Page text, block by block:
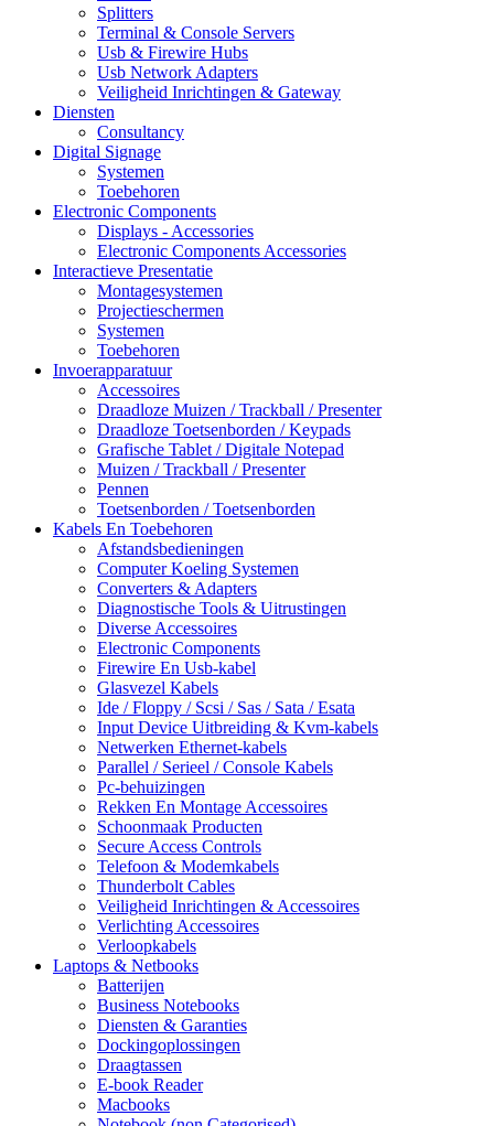
Splitters
Terminal & Console Servers
Usb & Firewire Hubs
Usb Network Adapters
Veiligheid Inrichtingen & Gateway
Diensten
Consultancy
Digital Signage
Systemen
Toebehoren
Electronic Components
Displays - Accessories
Electronic Components Accessories
Interactieve Presentatie
Montagesystemen
Projectieschermen
Systemen
Toebehoren
Invoerapparatuur
Accessoires
Draadloze Muizen / Trackball / Presenter
Draadloze Toetsenborden / Keypads
Grafische Tablet / Digitale Notepad
Muizen / Trackball / Presenter
Pennen
Toetsenborden / Toetsenborden
Kabels En Toebehoren
Afstandsbedieningen
Computer Koeling Systemen
Converters & Adapters
Diagnostische Tools & Uitrustingen
Diverse Accessoires
Electronic Components
Firewire En Usb-kabel
Glasvezel Kabels
Ide / Floppy / Scsi / Sas / Sata / Esata
Input Device Uitbreiding & Kvm-kabels
Netwerken Ethernet-kabels
Parallel / Serieel / Console Kabels
Pc-behuizingen
Rekken En Montage Accessoires
Schoonmaak Producten
Secure Access Controls
Telefoon & Modemkabels
Thunderbolt Cables
Veiligheid Inrichtingen & Accessoires
Verlichting Accessoires
Verloopkabels
Laptops & Netbooks
Batterijen
Business Notebooks
Diensten & Garanties
Dockingoplossingen
Draagtassen
E-book Reader
Macbooks